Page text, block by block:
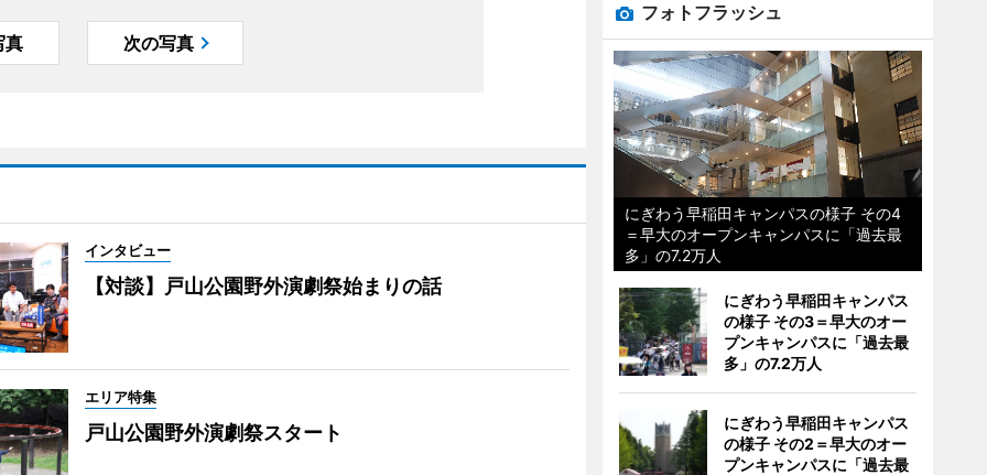
真 次の写真
インタビュー
【対談】戸山公園野外演劇祭始まりの話
エリア特集
戸山公園野外演劇祭スタート
フォトフラッシュ
にぎわう早稲田キャンパスの様子 その4
＝早大のオープンキャンパスに「過去最
多」の7.2万人
にぎわう早稲田キャンパス
の様子 その3＝早大のオー
プンキャンパスに「過去最
多」の7.2万人
にぎわう早稲田キャンパス
の様子 その2＝早大のオー
プンキャンパスに「過去最